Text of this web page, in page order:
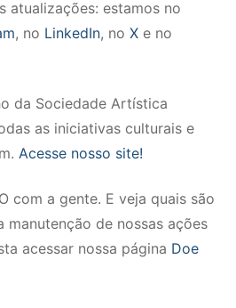
atualizações: estamos no
, no LinkedIn, no X e no
da Sociedade Artística
as iniciativas culturais e
Acesse nosso site!
com a gente. E veja quais são
manutenção de nossas ações
acessar nossa página Doe